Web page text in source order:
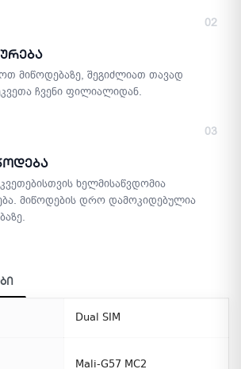
02
მიწოდებაზე, შეგიძლიათ თავად
ჩვენი ფილიალიდან.
03
ხელმისაწვდომია
მიწოდების დრო დამოკიდებულია
Dual SIM
Mali-G57 MC2